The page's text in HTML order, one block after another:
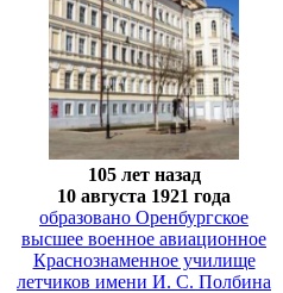
105 лет назад
10 августа 1921 года
образовано Оренбургское
высшее военное авиационное
Краснознаменное училище
летчиков имени И. С. Полбина